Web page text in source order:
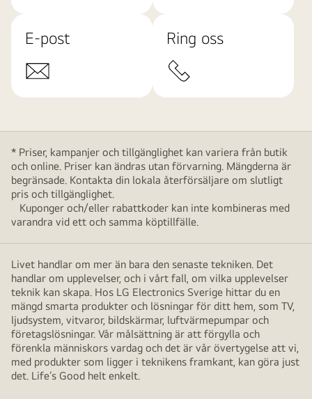
E-post Ring oss
* Priser, kampanjer och tillgänglighet kan variera från butik
och online. Priser kan ändras utan förvarning. Mängderna är
begränsade. Kontakta din lokala återförsäljare om slutligt
pris och tillgänglighet.
Kuponger och/eller rabattkoder kan inte kombineras med
varandra vid ett och samma köptillfälle.
Livet handlar om mer än bara den senaste tekniken. Det
handlar om upplevelser, och i vårt fall, om vilka upplevelser
teknik kan skapa. Hos LG Electronics Sverige hittar du en
mängd smarta produkter och lösningar för ditt hem, som TV,
ljudsystem, vitvaror, bildskärmar, luftvärmepumpar och
företagslösningar. Vår målsättning är att förgylla och
förenkla människors vardag och det är vår övertygelse att vi,
med produkter som ligger i teknikens framkant, kan göra just
det. Life’s Good helt enkelt.